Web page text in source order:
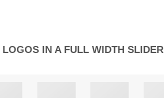
LOGOS IN A FULL WIDTH SLIDER